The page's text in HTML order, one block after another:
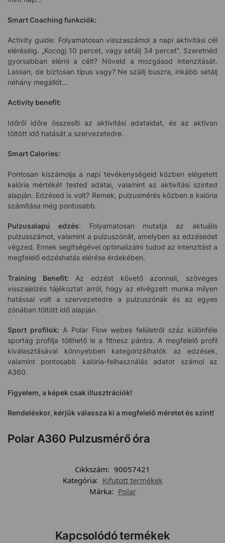
Smart Coaching funkciók:
Activity guide: Folyamatosan visszaszámol a napi aktivitási cél
eléréséig. „Kocogj 10 percet, vagy sétálj 34 percet”. Szeretnéd
gyorsabban elérni a célt? Növeld a mozgásod intenzitását.
Lassan, de biztosan típus vagy? Ne szállj buszra, inkább sétálj
néhány megállót…
Activity benefit:
Időről időre összesíti az aktivitási adataidat, és az aktívan
töltött idő hatását a szervezetedre.
Smart Calories:
Pontosan kiszámolja a napi tevékenységeid közben elégetett
kalória mértékét tested adatai, valamint az aktivitási szinted
alapján. Edzésed is volt? Remek, pulzusmérés közben a kalória
számítása még pontosabb.
Pulzusalapú edzés: Folyamatosan mutatja az aktuális
pulzusszámot, valamint a pulzuszónát, amelyben az edzésedet
végzed. Ennek segítségével optimalizálni tudod az intenzitást a
megfelelő edzéshatás elérése érdekében.
Training Benefit: Az edzést követő azonnali, szöveges
visszajelzés tájékoztat arról, hogy az elvégzett munka milyen
hatással volt a szervezetedre a pulzuszónák és az egyes
zónában töltött idő alapján.
Sport profilok: A Polar Flow webes felületről száz különféle
sportág profilja tölthető le a fitnesz pántra. A megfelelő profil
kiválasztásával könnyebben kategorizálhatók az edzések,
valamint pontosabb kalória-felhasználás adatot számol az
A360.
Figyelem, a képek csak illusztrációk!
Rendeléskor, kérjük válassza ki a megfelelő méretet és színt!
Polar A360 Pulzusmérő óra
Cikkszám: 90057421
Kategória: Kifutott termékek
Márka: Polar
Kapcsolódó termékek